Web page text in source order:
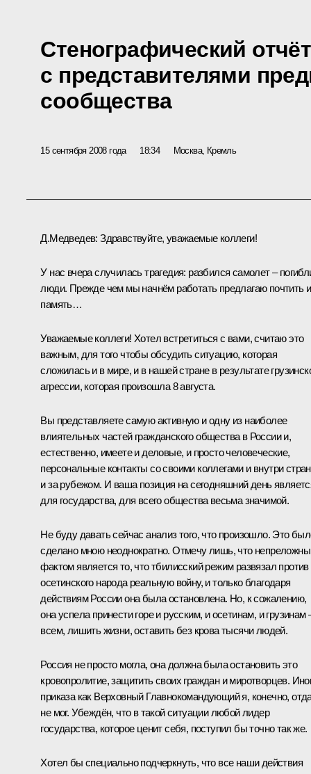
Стенографический
с представителями
сообщества
15 сентября 2008 года 18:34 Москва, Кремль
Д.Медведев: Здравствуйте, уважаемые коллеги!
У нас вчера случилась трагедия: разбился самолет –
люди. Прежде чем мы начнём работать предлагаю почтить
память…
Уважаемые коллеги! Хотел встретиться с вами, считаю это
важным, для того чтобы обсудить ситуацию, которая
сложилась и в мире, и в нашей стране в результате
агрессии, которая произошла 8 августа.
Вы представляете самую активную и одну из наиболее
влиятельных частей гражданского общества в России и,
естественно, имеете и деловые, и просто человеческие,
персональные контакты со своими коллегами и внутри
и за рубежом. И ваша позиция на сегодняшний день
для государства, для всего общества весьма значимой.
Не буду давать сейчас анализ того, что произошло. Это
сделано мною неоднократно. Отмечу лишь, что
фактом является то, что тбилисский режим развязал против
осетинского народа реальную войну, и только благодаря
действиям России она была остановлена. Но, к сожалению,
она успела принести горе и русским, и осетинам, и грузинам
всем, лишить жизни, оставить без крова тысячи людей.
Россия не просто могла, она должна была остановить это
кровопролитие, защитить своих граждан и миротворцев.
приказа как Верховный Главнокомандующий я, конечно,
не мог. Убеждён, что в такой ситуации любой лидер
государства, которое ценит себя, поступил бы точно так же.
Хотел бы специально подчеркнуть, что все наши действия